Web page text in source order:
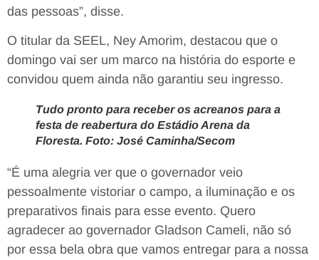
das pessoas”, disse.
O titular da SEEL, Ney Amorim, destacou que o
domingo vai ser um marco na história do esporte e
convidou quem ainda não garantiu seu ingresso.
Tudo pronto para receber os acreanos para a
festa de reabertura do Estádio Arena da
Floresta. Foto: José Caminha/Secom
“É uma alegria ver que o governador veio
pessoalmente vistoriar o campo, a iluminação e os
preparativos finais para esse evento. Quero
agradecer ao governador Gladson Cameli, não só
por essa bela obra que vamos entregar para a nossa